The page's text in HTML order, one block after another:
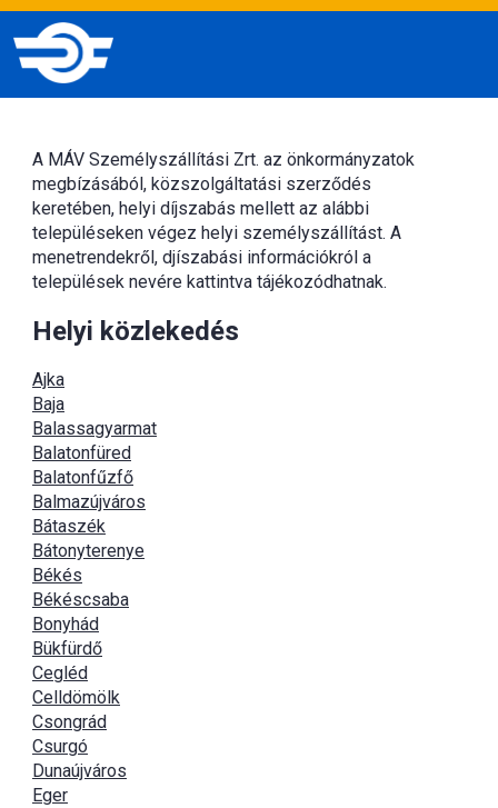
A MÁV Személyszállítási Zrt. az önkormányzatok
megbízásából, közszolgáltatási szerződés
keretében, helyi díjszabás mellett az alábbi
településeken végez helyi személyszállítást. A
menetrendekről, djíszabási információkról a
települések nevére kattintva tájékozódhatnak.
Helyi közlekedés
Ajka
Baja
Balassagyarmat
Balatonfüred
Balatonfűzfő
Balmazújváros
Bátaszék
Bátonyterenye
Békés
Békéscsaba
Bonyhád
Bükfürdő
Cegléd
Celldömölk
Csongrád
Csurgó
Dunaújváros
Eger